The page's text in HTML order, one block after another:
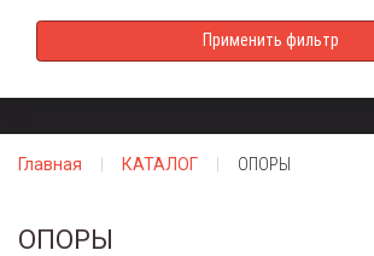
Главная КАТАЛОГ ОПОРЫ
ОПОРЫ